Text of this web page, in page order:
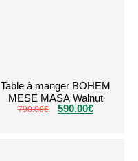
Table à manger BOHEM
MESE MASA Walnut
790.00€ 590.00€